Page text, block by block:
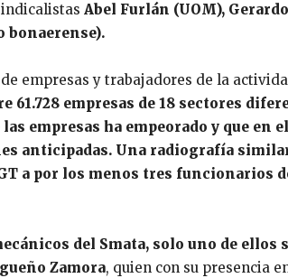
Abel Furlán (UOM),
bonaerense).
empresas y trabajadores de la
empresas de 18 sectores
empresas ha empeorado y que en
anticipadas. Una radiografía
a por los menos tres funcionarios
del Smata, solo uno de ellos
Zamora, quien con su presencia